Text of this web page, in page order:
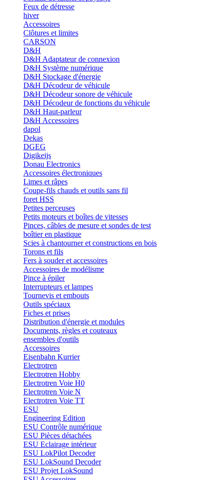
Feux de détresse
hiver
Accessoires
Clôtures et limites
CARSON
D&H
D&H Adaptateur de connexion
D&H Système numérique
D&H Stockage d'énergie
D&H Décodeur de véhicule
D&H Décodeur sonore de véhicule
D&H Décodeur de fonctions du véhicule
D&H Haut-parleur
D&H Accessoires
dapol
Dekas
DGEG
Digikeijs
Donau Electronics
Accessoires électroniques
Limes et râpes
Coupe-fils chauds et outils sans fil
foret HSS
Petites perceuses
Petits moteurs et boîtes de vitesses
Pinces, câbles de mesure et sondes de test
boîtier en plastique
Scies à chantourner et constructions en bois
Torons et fils
Fers à souder et accessoires
Accessoires de modélisme
Pince à épiler
Interrupteurs et lampes
Tournevis et embouts
Outils spéciaux
Fiches et prises
Distribution d'énergie et modules
Documents, règles et couteaux
ensembles d'outils
Accessoires
Eisenbahn Kurrier
Electrotren
Electrotren Hobby
Electrotren Voie H0
Electrotren Voie N
Electrotren Voie TT
ESU
Engineering Edition
ESU Contrôle numérique
ESU Pièces détachées
ESU Eclairage intérieur
ESU LokPilot Decoder
ESU LokSound Decoder
ESU Projet LokSound